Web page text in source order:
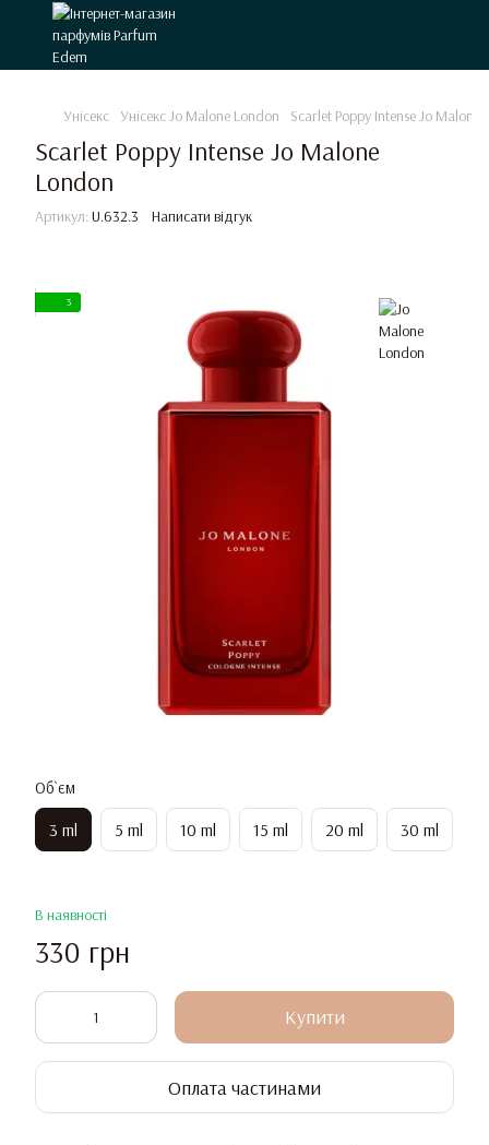
Унісекс Унісекс Jo Malone London Scarlet Poppy Intense Jo Malone
Scarlet Poppy Intense Jo Malone
London
Артикул: U.632.3 Написати відгук
3
Об`єм
3 ml 5 ml 10 ml 15 ml 20 ml 30 ml
В наявності
330 грн
Купити
Оплата частинами